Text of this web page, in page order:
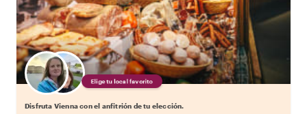
Elige tu local favorito
Disfruta Vienna con el anfitrión de tu elección.